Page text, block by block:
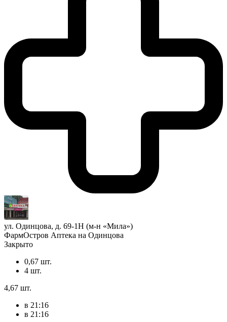
ул. Одинцова, д. 69-1Н (м-н «Мила»)
ФармОстров Аптека на Одинцова
Закрыто
0,67 шт.
4 шт.
4,67 шт.
в 21:16
в 21:16